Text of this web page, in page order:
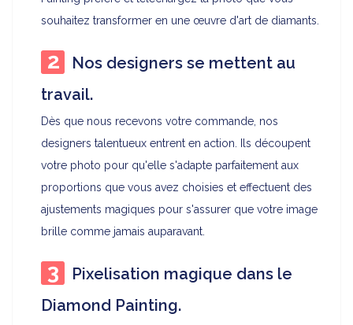
souhaitez transformer en une œuvre d'art de diamants.
Nos designers se mettent au
travail.
Dès que nous recevons votre commande, nos
designers talentueux entrent en action. Ils découpent
votre photo pour qu'elle s'adapte parfaitement aux
proportions que vous avez choisies et effectuent des
ajustements magiques pour s'assurer que votre image
brille comme jamais auparavant.
Pixelisation magique dans le
Diamond Painting.